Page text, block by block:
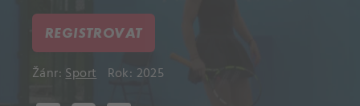
REGISTROVAT
Žánr:Sport Rok: 2025